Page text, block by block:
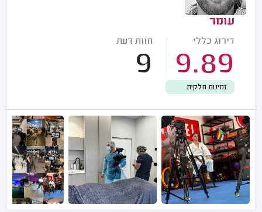
עומר
דירוג כללי
9.89
חוות דעת
9
זמינות חלקית